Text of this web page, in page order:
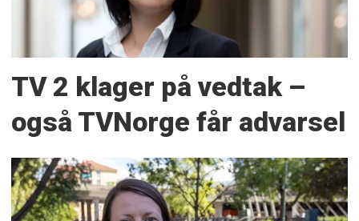
TV 2 klager på vedtak –
også TVNorge får advarsel